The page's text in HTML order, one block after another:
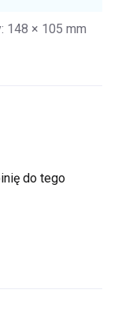
148 × 105 mm
do tego